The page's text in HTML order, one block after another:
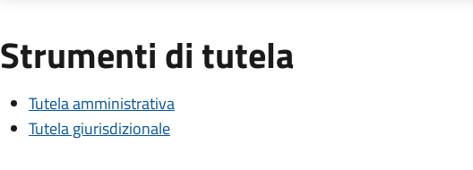
Strumenti di tutela
Tutela amministrativa
Tutela giurisdizionale